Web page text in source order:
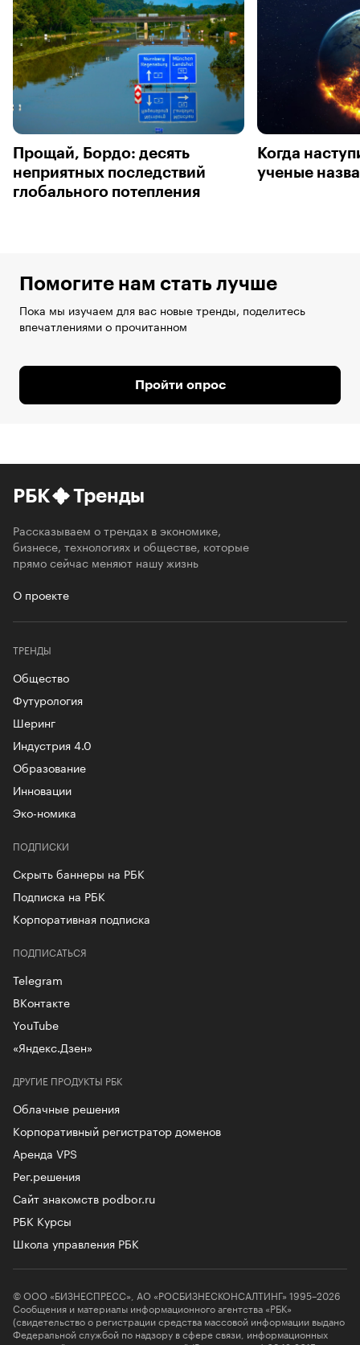
Прощай, Бордо: десять
неприятных последствий
глобального потепления
Когда
ученые
Помогите нам стать лучше
Пока мы изучаем для вас новые тренды, поделитесь
впечатлениями о прочитанном
Пройти опрос
РБК Тренды
Рассказываем о трендах в экономике,
бизнесе, технологиях и обществе, которые
прямо сейчас меняют нашу жизнь
О проекте
ТРЕНДЫ
Общество
Футурология
Шеринг
Индустрия 4.0
Образование
Инновации
Эко-номика
ПОДПИСКИ
Скрыть баннеры на РБК
Подписка на РБК
Корпоративная подписка
ДРУГИЕ ПРОДУКТЫ РБК
Облачные решения
Корпоративный регистратор доменов
Аренда VPS
Рег.решения
Сайт знакомств podbor.ru
РБК Курсы
Школа управления РБК
ПОДПИСАТЬСЯ
Telegram
ВКонтакте
YouTube
«Яндекс.Дзен»
© ООО «БИЗНЕСПРЕСС», АО «РОСБИЗНЕСКОНСАЛТИНГ» 1995–2026
Сообщения и материалы информационного агентства «РБК»
(свидетельство о регистрации средства массовой информации выдано
Федеральной службой по надзору в сфере связи, информационных